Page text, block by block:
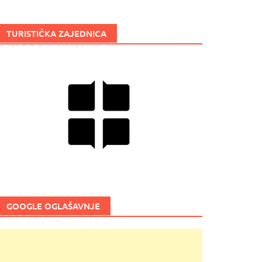
TURISTIČKA ZAJEDNICA
GOOGLE OGLAŠAVNJE